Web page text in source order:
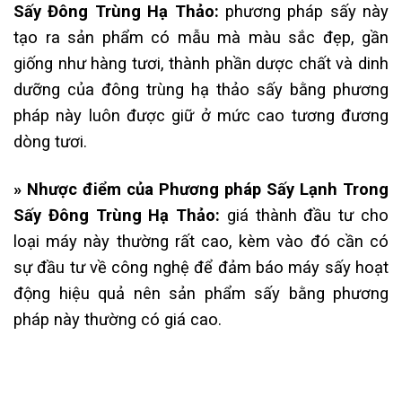
Sấy Đông Trùng Hạ Thảo: phương pháp sấy này
tạo ra sản phẩm có mẫu mà màu sắc đẹp, gần
giống như hàng tươi, thành phần dược chất và dinh
dưỡng của đông trùng hạ thảo sấy bằng phương
pháp này luôn được giữ ở mức cao tương đương
dòng tươi.
» Nhược điểm của Phương pháp Sấy Lạnh Trong
Sấy Đông Trùng Hạ Thảo: giá thành đầu tư cho
loại máy này thường rất cao, kèm vào đó cần có
sự đầu tư về công nghệ để đảm báo máy sấy hoạt
động hiệu quả nên sản phẩm sấy bằng phương
pháp này thường có giá cao.